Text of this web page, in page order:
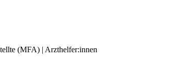
(MFA) | Arzthelfer:innen